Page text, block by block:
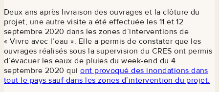
Deux ans après livraison des ouvrages et la clôture du
projet, une autre visite a été effectuée les 11 et 12
septembre 2020 dans les zones d’interventions de
« Vivre avec l’eau ». Elle a permis de constater que les
ouvrages réalisés sous la supervision du CRES ont permis
d’évacuer les eaux de pluies du week-end du 4
septembre 2020 quiont provoqué des inondations dans
tout le pays sauf dans les zones d’intervention du projet.